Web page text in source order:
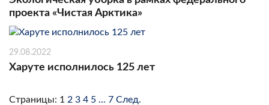
проекта «Чистая Арктика»
29.08.2022
Харуте исполнилось 125 лет
Страницы: 1 2 3 4 5 ... 7 След.